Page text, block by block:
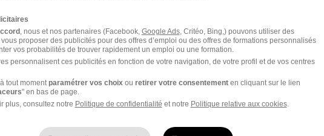
Illzach Euromaster Lesquin
Saint-Herblain
Euromaster Brive-la-
, nous et nos partenaires (Facebook, Google Ads, Critéo, Bing,) pouvons utiliser des
proposer des publicités pour des offres d’emploi ou des offres de formations personnalisés
vos probabilités de trouver rapidement un emploi ou une formation.
personnalisent ces publicités en fonction de votre navigation, de votre profil et de vos centres
tout momentparamétrer vos choixou retirer votre consentementen cliquant sur le lien
" en bas de page.
plus, consultez notre Politique de confidentialité et notre Politique relative aux cookies.